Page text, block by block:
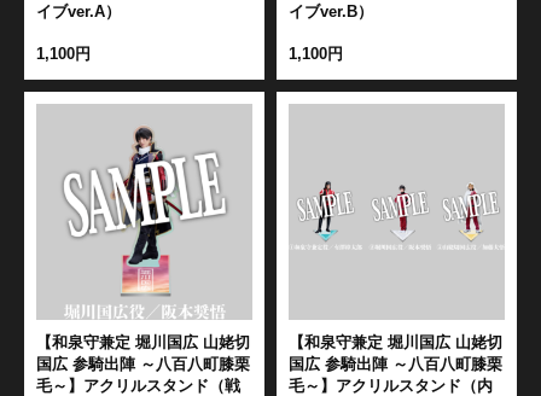
イブver.A）
1,100円
イブver.B）
1,100円
【和泉守兼定 堀川国広 山姥切
国広 参騎出陣 ～八百八町膝栗
毛～】アクリルスタンド（戦
【和泉守兼定 堀川国広 山姥切
国広 参騎出陣 ～八百八町膝栗
毛～】アクリルスタンド（内